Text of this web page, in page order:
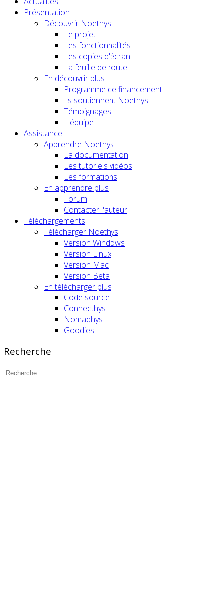
Présentation
Découvrir Noethys
Le projet
Les fonctionnalités
Les copies d'écran
La feuille de route
En découvrir plus
Programme de financement
Ils soutiennent Noethys
Témoignages
L'équipe
Assistance
Apprendre Noethys
La documentation
Les tutoriels vidéos
Les formations
En apprendre plus
Forum
Contacter l'auteur
Téléchargements
Télécharger Noethys
Version Windows
Version Linux
Version Mac
Version Beta
En télécharger plus
Code source
Connecthys
Nomadhys
Goodies
Recherche